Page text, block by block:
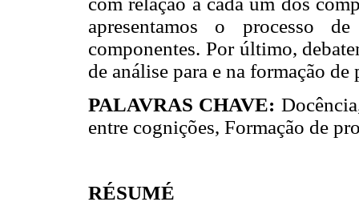
apresentamos o processo
componentes. Por último,
de análise para e na formação de
PALAVRAS CHAVE:
entre cognições, Formação de
RÉSUMÉ